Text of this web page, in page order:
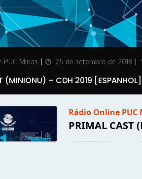
PUC Minas
Posted25 de setembro de 2018
(MINIONU) – CDH 2019 [ESPANHOL]